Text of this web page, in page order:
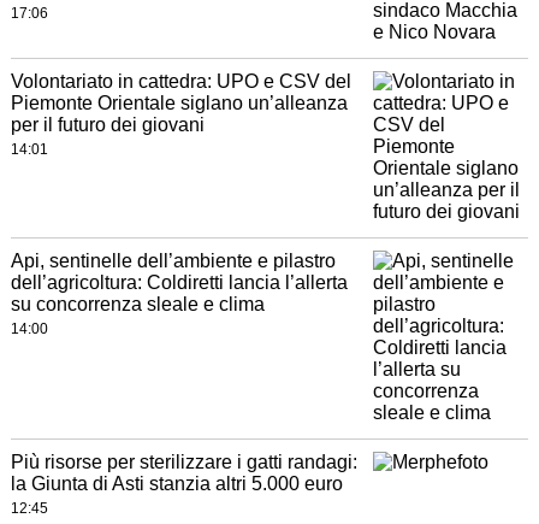
17:06
Volontariato in cattedra: UPO e CSV del
Piemonte Orientale siglano un’alleanza
per il futuro dei giovani
14:01
Api, sentinelle dell’ambiente e pilastro
dell’agricoltura: Coldiretti lancia l’allerta
su concorrenza sleale e clima
14:00
Più risorse per sterilizzare i gatti randagi:
la Giunta di Asti stanzia altri 5.000 euro
12:45